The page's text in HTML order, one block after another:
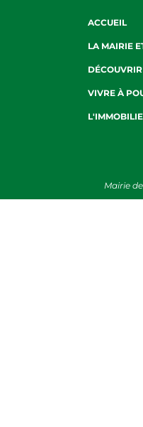
Mairie
ACCUEIL
LA MAIRIE
VIVRE À